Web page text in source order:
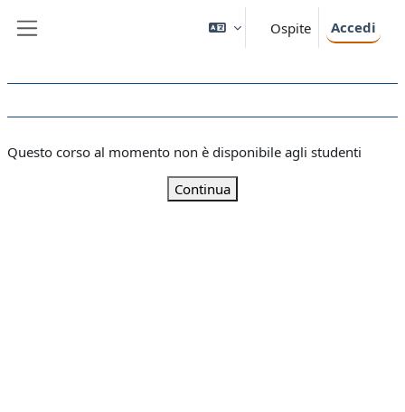
Ospite Accedi
Questo corso al momento non è disponibile agli studenti
Continua